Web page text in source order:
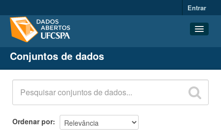
Entrar
Conjuntos de dados
Organizações
Grupos
Sobre
Conjuntos de dados
Ordenar por